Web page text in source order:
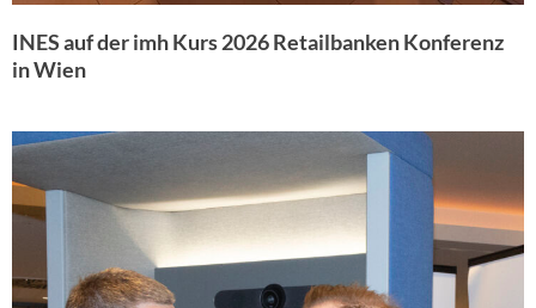
INES auf der imh Kurs 2026 Retailbanken Konferenz
in Wien